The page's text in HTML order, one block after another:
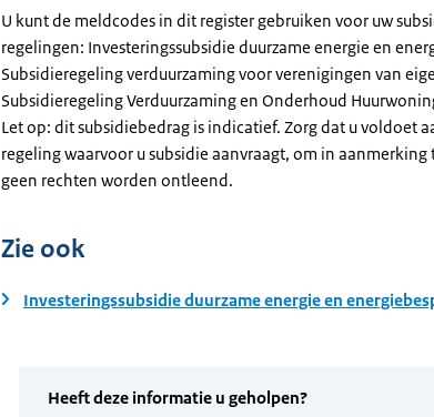
U kunt de meldcodes in dit register gebruiken voor uw
regelingen: Investeringssubsidie duurzame energie en
Subsidieregeling verduurzaming voor verenigingen van
Subsidieregeling Verduurzaming en Onderhoud
Let op: dit subsidiebedrag is indicatief. Zorg dat u voldoet
regeling waarvoor u subsidie aanvraagt, om in
geen rechten worden ontleend.
Zie ook
Investeringssubsidie duurzame energie en